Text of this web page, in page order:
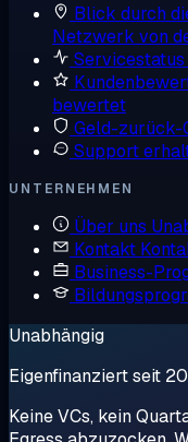
Blick durch
Netzwerk von
Servicestatus
bewertet
Geld-zurück-
Support
UNTERNEHMEN
Über uns
Kontakt
Business-
Unabhängig
Eigenfinanziert seit
Keine VCs, kein